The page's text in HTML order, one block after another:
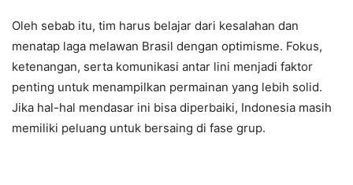
Oleh sebab itu, tim harus belajar dari kesalahan dan
menatap laga melawan Brasil dengan optimisme. Fokus,
ketenangan, serta komunikasi antar lini menjadi faktor
penting untuk menampilkan permainan yang lebih solid.
Jika hal-hal mendasar ini bisa diperbaiki, Indonesia masih
memiliki peluang untuk bersaing di fase grup.